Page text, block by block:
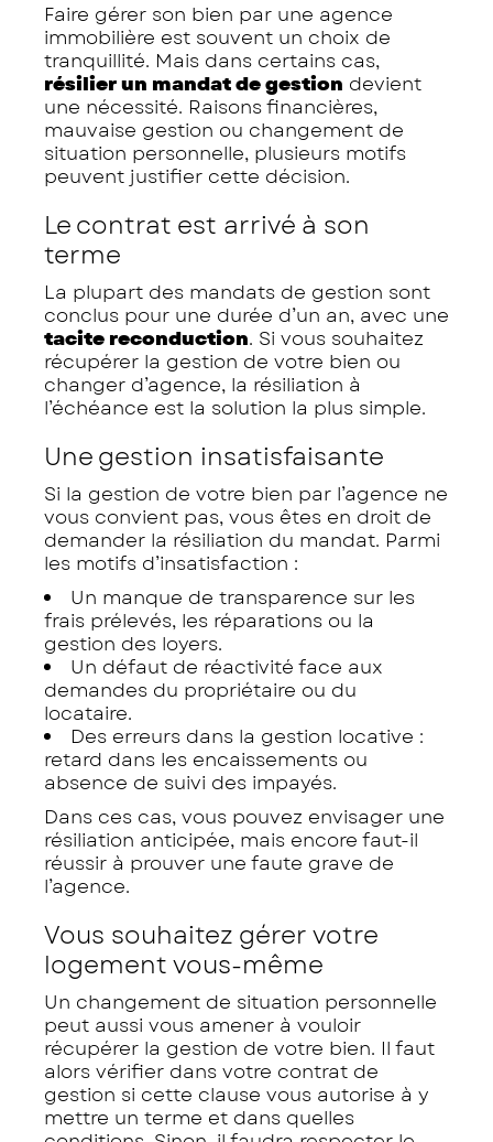
Faire gérer son bien par une agence
immobilière est souvent un choix de
tranquillité. Mais dans certains cas,
résilier un mandat de gestion devient
une nécessité. Raisons financières,
mauvaise gestion ou changement de
situation personnelle, plusieurs motifs
peuvent justifier cette décision.
Le contrat est arrivé à son
terme
La plupart des mandats de gestion sont
conclus pour une durée d’un an, avec une
tacite reconduction. Si vous souhaitez
récupérer la gestion de votre bien ou
changer d’agence, la résiliation à
l’échéance est la solution la plus simple.
Une gestion insatisfaisante
Si la gestion de votre bien par l’agence ne
vous convient pas, vous êtes en droit de
demander la résiliation du mandat. Parmi
les motifs d’insatisfaction :
Un manque de transparence sur les
frais prélevés, les réparations ou la
gestion des loyers.
Un défaut de réactivité face aux
demandes du propriétaire ou du
locataire.
Des erreurs dans la gestion locative :
retard dans les encaissements ou
absence de suivi des impayés.
Dans ces cas, vous pouvez envisager une
résiliation anticipée, mais encore faut-il
réussir à prouver une faute grave de
l’agence.
Vous souhaitez gérer votre
logement vous-même
Un changement de situation personnelle
peut aussi vous amener à vouloir
récupérer la gestion de votre bien. Il faut
alors vérifier dans votre contrat de
gestion si cette clause vous autorise à y
mettre un terme et dans quelles